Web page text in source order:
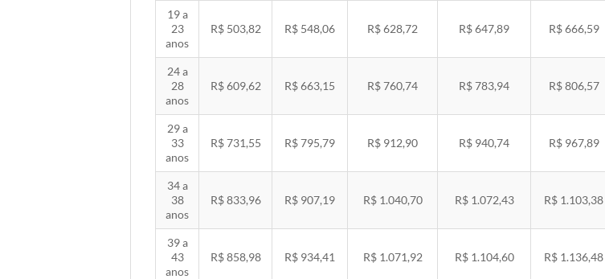
19 a
23
anos
R$ 503,82 R$ 548,06 R$ 628,72 R$ 647,89 R$ 666,59
24 a
28
anos
R$ 609,62 R$ 663,15 R$ 760,74 R$ 783,94 R$ 806,57
29 a
33
anos
R$ 731,55 R$ 795,79 R$ 912,90 R$ 940,74 R$ 967,89
34 a
38
anos
R$ 833,96 R$ 907,19 R$ 1.040,70 R$ 1.072,43 R$ 1.103,38
39 a
43
anos
R$ 858,98 R$ 934,41 R$ 1.071,92 R$ 1.104,60 R$ 1.136,48